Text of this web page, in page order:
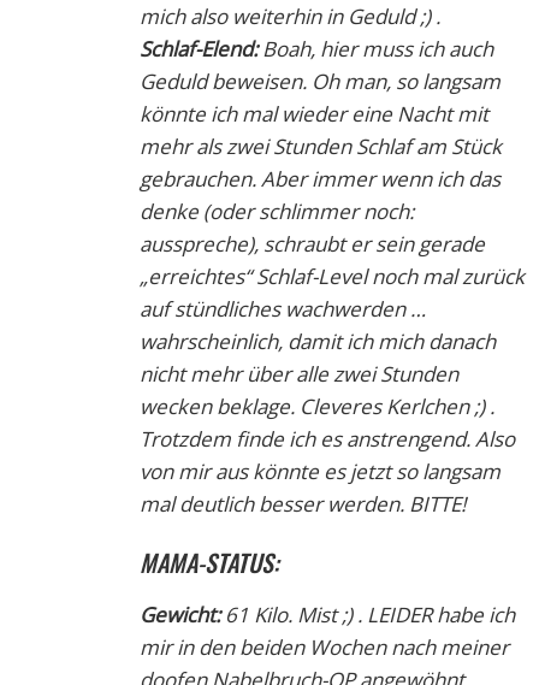
mich also weiterhin in Geduld ;) .
Schlaf-Elend:Boah, hier muss ich auch
Geduld beweisen. Oh man, so langsam
könnte ich mal wieder eine Nacht mit
mehr als zwei Stunden Schlaf am Stück
gebrauchen. Aber immer wenn ich das
denke (oder schlimmer noch:
ausspreche), schraubt er sein gerade
„erreichtes“ Schlaf-Level noch mal zurück
auf stündliches wachwerden …
wahrscheinlich, damit ich mich danach
nicht mehr über alle zwei Stunden
wecken beklage. Cleveres Kerlchen ;) .
Trotzdem finde ich es anstrengend. Also
von mir aus könnte es jetzt so langsam
mal deutlich besser werden. BITTE!
MAMA-STATUS:
Gewicht:61 Kilo. Mist ;) . LEIDER habe ich
mir in den beiden Wochen nach meiner